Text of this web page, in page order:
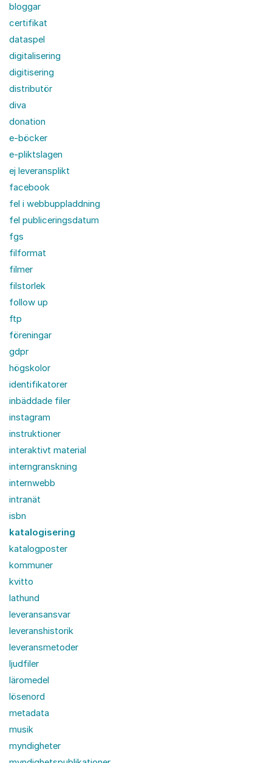
bloggar
certifikat
dataspel
digitalisering
digitisering
distributör
diva
donation
e-böcker
e-pliktslagen
ej leveransplikt
facebook
fel i webbuppladdning
fel publiceringsdatum
fgs
filformat
filmer
filstorlek
follow up
ftp
föreningar
gdpr
högskolor
identifikatorer
inbäddade filer
instagram
instruktioner
interaktivt material
interngranskning
internwebb
intranät
isbn
katalogisering
katalogposter
kommuner
kvitto
lathund
leveransansvar
leveranshistorik
leveransmetoder
ljudfiler
läromedel
lösenord
metadata
musik
myndigheter